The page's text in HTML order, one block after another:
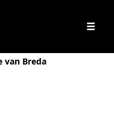
van Breda